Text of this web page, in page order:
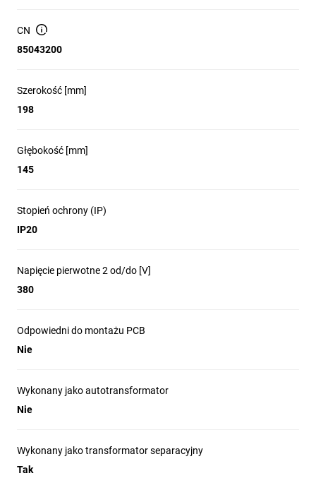
CN
85043200
Szerokość [mm]
198
Głębokość [mm]
145
Stopień ochrony (IP)
IP20
Napięcie pierwotne 2 od/do [V]
380
Odpowiedni do montażu PCB
Nie
Wykonany jako autotransformator
Nie
Wykonany jako transformator separacyjny
Tak